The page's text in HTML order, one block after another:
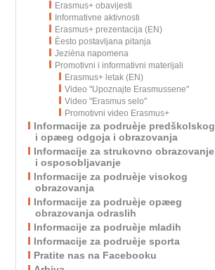
Erasmus+ obavijesti
Informativne aktivnosti
Erasmus+ prezentacija (EN)
Èesto postavljana pitanja
Jezièna napomena
Promotivni i informativni materijali
Erasmus+ letak (EN)
Video "Upoznajte Erasmussene"
Video "Erasmus selo"
Promotivni video Erasmus+
Informacije za podruèje predškolskog
i opæeg odgoja i obrazovanja
Informacije za strukovno obrazovanje
i osposobljavanje
Informacije za podruèje visokog
obrazovanja
Informacije za podruèje opæeg
obrazovanja odraslih
Informacije za podruèje mladih
Informacije za podruèje sporta
Pratite nas na Facebooku